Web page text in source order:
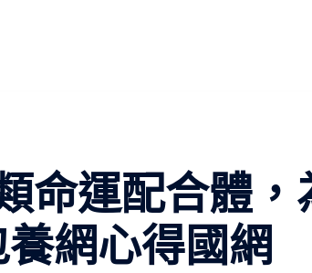
命運配合體
網心得國網